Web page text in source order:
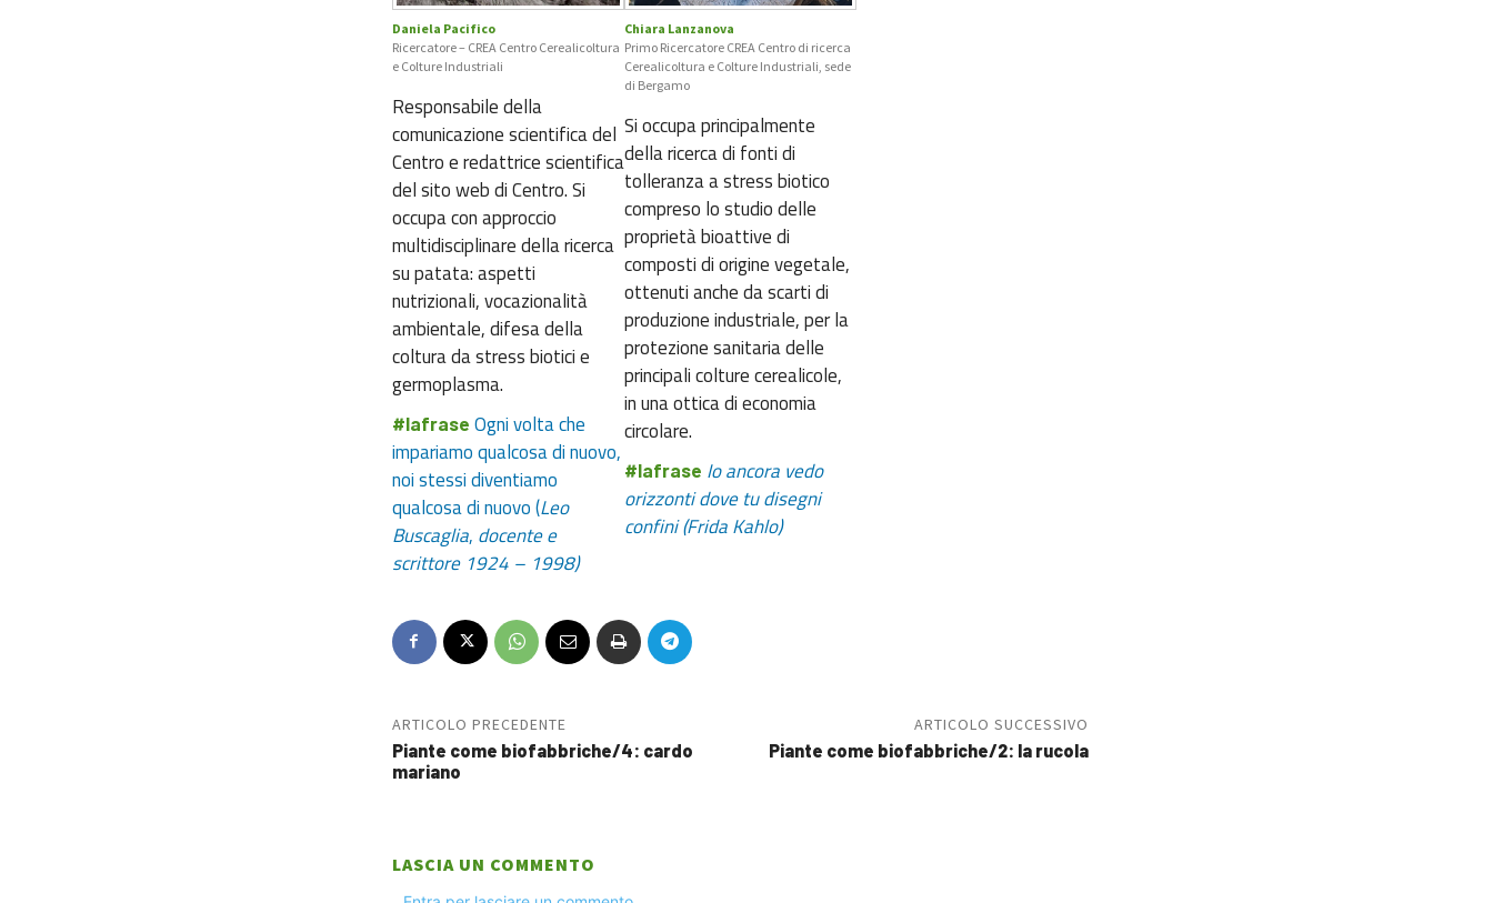
Daniela Pacifico
Ricercatore – CREA Centro Cerealicoltura
e Colture Industriali
Responsabile della
comunicazione scientifica del
Centro e redattrice scientifica
del sito web di Centro. Si
occupa con approccio
multidisciplinare della ricerca
su patata: aspetti
nutrizionali, vocazionalità
ambientale, difesa della
coltura da stress biotici e
germoplasma.
#lafrase Ogni volta che
impariamo qualcosa di nuovo,
noi stessi diventiamo
qualcosa di nuovo (Leo
Buscaglia, docente e
scrittore 1924 – 1998)
Chiara Lanzanova
Primo Ricercatore CREA Centro di ricerca
Cerealicoltura e Colture Industriali, sede
di Bergamo
Si occupa principalmente
della ricerca di fonti di
tolleranza a stress biotico
compreso lo studio delle
proprietà bioattive di
composti di origine vegetale,
ottenuti anche da scarti di
produzione industriale, per la
protezione sanitaria delle
principali colture cerealicole,
in una ottica di economia
circolare.
#lafrase Io ancora vedo
orizzonti dove tu disegni
confini(Frida Kahlo)
ARTICOLO PRECEDENTE
Piante come biofabbriche/4: cardo
mariano
ARTICOLO SUCCESSIVO
Piante come biofabbriche/2: la rucola
LASCIA UN COMMENTO